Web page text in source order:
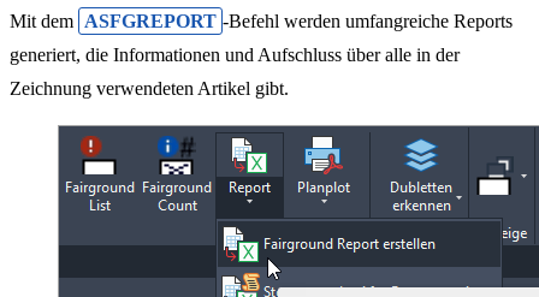
Mit dem ASFGREPORT -Befehl werden umfangreiche Reports
generiert, die Informationen und Aufschluss über alle in der
Zeichnung verwendeten Artikel gibt.